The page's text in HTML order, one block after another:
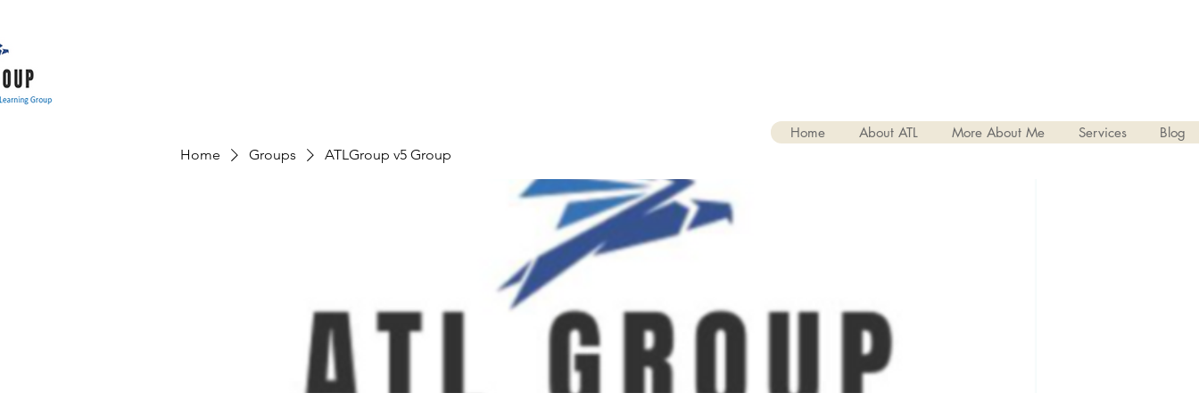
Home Groups ATLGroup v5 Group
Home About ATL More About Me Services Blog